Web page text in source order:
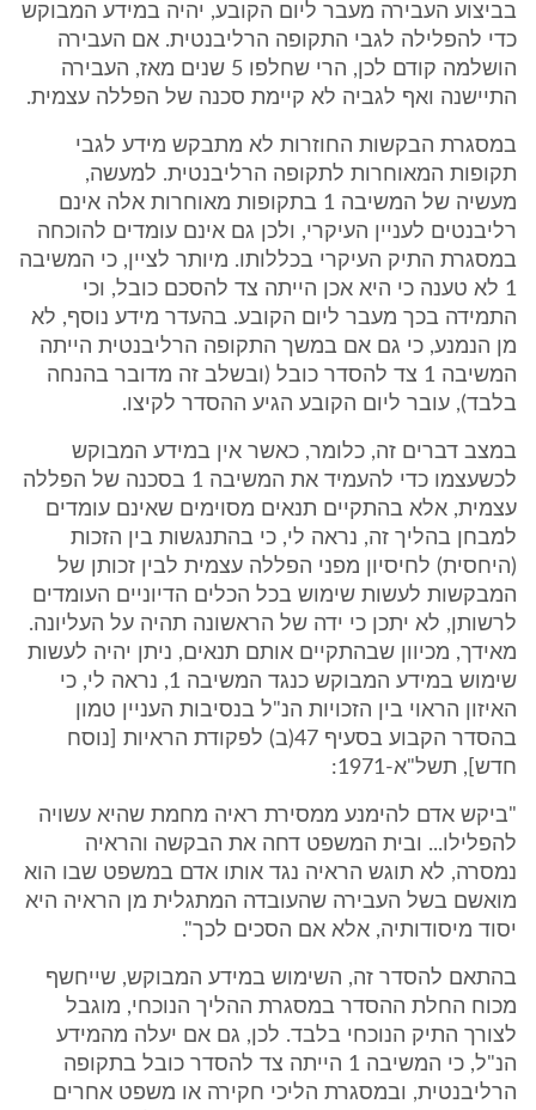
בביצוע העבירה מעבר ליום הקובע, יהיה במידע המבוקש
כדי להפלילה לגבי התקופה הרליבנטית. אם העבירה
הושלמה קודם לכן, הרי שחלפו 5 שנים מאז, העבירה
התיישנה ואף לגביה לא קיימת סכנה של הפללה עצמית.
במסגרת הבקשות החוזרות לא מתבקש מידע לגבי
תקופות המאוחרות לתקופה הרליבנטית. למעשה,
מעשיה של המשיבה 1 בתקופות מאוחרות אלה אינם
רליבנטים לעניין העיקרי, ולכן גם אינם עומדים להוכחה
במסגרת התיק העיקרי בכללותו. מיותר לציין, כי המשיבה
1 לא טענה כי היא אכן הייתה צד להסכם כובל, וכי
התמידה בכך מעבר ליום הקובע. בהעדר מידע נוסף, לא
מן הנמנע, כי גם אם במשך התקופה הרליבנטית הייתה
המשיבה 1 צד להסדר כובל (ובשלב זה מדובר בהנחה
בלבד), עובר ליום הקובע הגיע ההסדר לקיצו.
במצב דברים זה, כלומר, כאשר אין במידע המבוקש
לכשעצמו כדי להעמיד את המשיבה 1 בסכנה של הפללה
עצמית, אלא בהתקיים תנאים מסוימים שאינם עומדים
למבחן בהליך זה, נראה לי, כי בהתנגשות בין הזכות
(היחסית) לחיסיון מפני הפללה עצמית לבין זכותן של
המבקשות לעשות שימוש בכל הכלים הדיוניים העומדים
לרשותן, לא יתכן כי ידה של הראשונה תהיה על העליונה.
מאידך, מכיוון שבהתקיים אותם תנאים, ניתן יהיה לעשות
שימוש במידע המבוקש כנגד המשיבה 1, נראה לי, כי
האיזון הראוי בין הזכויות הנ"ל בנסיבות העניין טמון
בהסדר הקבוע בסעיף 47(ב) לפקודת הראיות [נוסח
חדש], תשל"א-1971:
"ביקש אדם להימנע ממסירת ראיה מחמת שהיא עשויה
להפלילו... ובית המשפט דחה את הבקשה והראיה
נמסרה, לא תוגש הראיה נגד אותו אדם במשפט שבו הוא
מואשם בשל העבירה שהעובדה המתגלית מן הראיה היא
יסוד מיסודותיה, אלא אם הסכים לכך".
בהתאם להסדר זה, השימוש במידע המבוקש, שייחשף
מכוח החלת ההסדר במסגרת ההליך הנוכחי, מוגבל
לצורך התיק הנוכחי בלבד. לכן, גם אם יעלה מהמידע
הנ"ל, כי המשיבה 1 הייתה צד להסדר כובל בתקופה
הרליבנטית, ובמסגרת הליכי חקירה או משפט אחרים